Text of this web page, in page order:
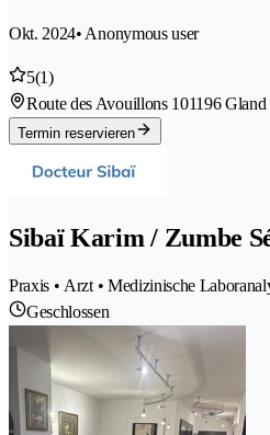
Okt. 2024• Anonymous user
5(1)
Route des Avouillons 101196 Gland
Termin reservieren
Sibaï Karim / Zumbe
Praxis • Arzt • Medizinische
Geschlossen